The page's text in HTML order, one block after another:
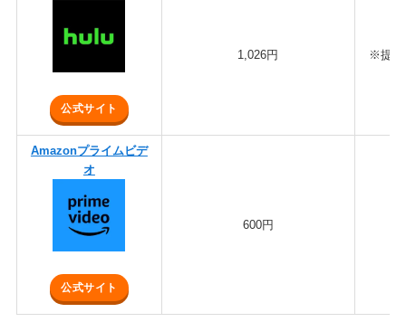
公式サイト
1,026円 ※提携
Amazonプライムビデ
オ
公式サイト
600円